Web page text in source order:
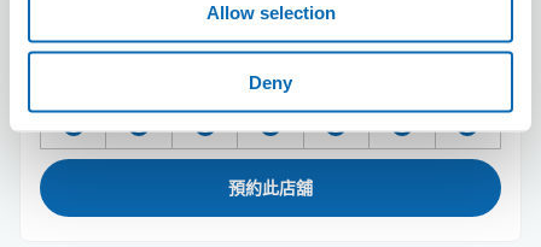
Allow selection
Deny
行李箱尺寸:10 手提包尺寸:10
利用可能時間
預約此店舖